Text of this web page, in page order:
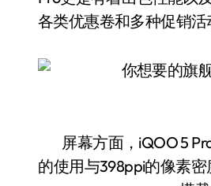
各类优惠卷和多种促销活
屏幕方面，iQOO 5 Pro的主屏尺寸为6.56英寸，分频率为2376×1080像素，依托AMOLED材质
的使用与398ppi的像素